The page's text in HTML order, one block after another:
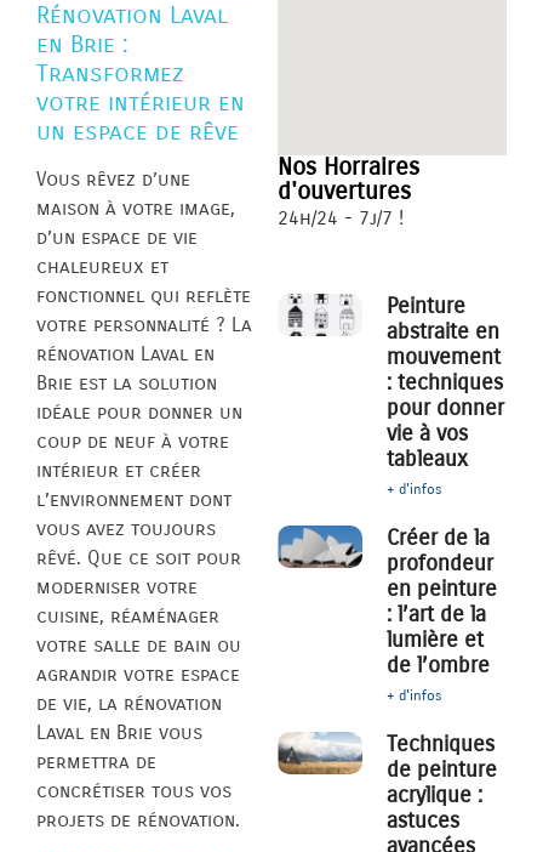
Rénovation Laval
en Brie :
Transformez
votre intérieur en
un espace de rêve
Vous rêvez d’une
maison à votre image,
d’un espace de vie
chaleureux et
fonctionnel qui reflète
votre personnalité ? La
rénovation Laval en
Brie est la solution
idéale pour donner un
coup de neuf à votre
intérieur et créer
l’environnement dont
vous avez toujours
rêvé. Que ce soit pour
moderniser votre
cuisine, réaménager
votre salle de bain ou
agrandir votre espace
de vie, la rénovation
Laval en Brie vous
permettra de
concrétiser tous vos
projets de rénovation.
Nos Horraires
d'ouvertures
24h/24 - 7j/7 !
Peinture
abstraite en
mouvement
: techniques
pour donner
vie à vos
tableaux
+ d'infos
Créer de la
profondeur
en peinture
: l’art de la
lumière et
de l’ombre
+ d'infos
Techniques
de peinture
acrylique :
astuces
avancées